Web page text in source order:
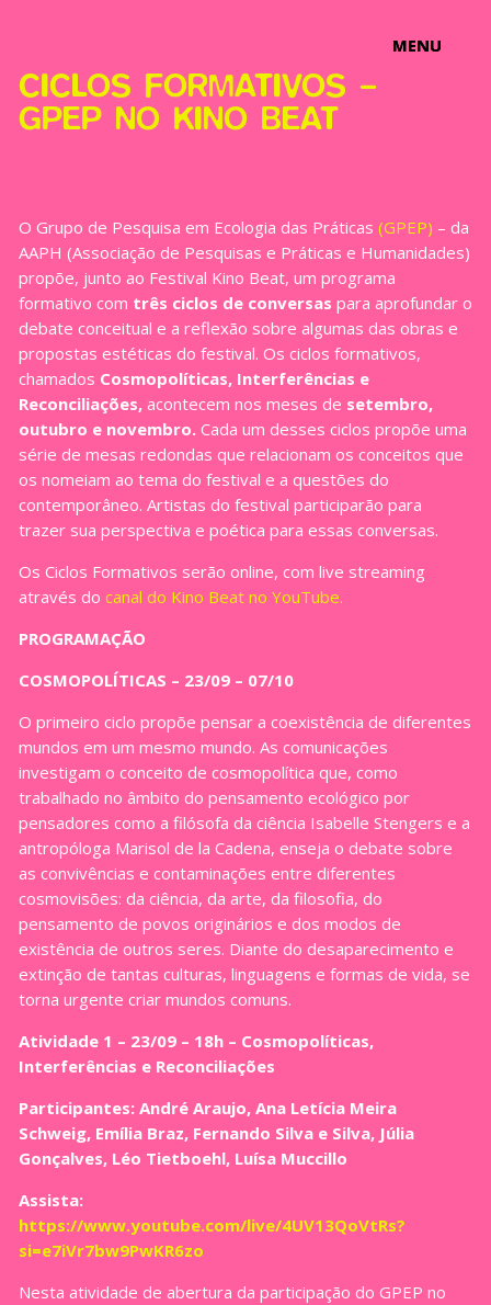
MENU
MENU
CICLOS FORMATIVOS –
GPEP NO KINO BEAT
O Grupo de Pesquisa em Ecologia das Práticas (GPEP) – da
AAPH (Associação de Pesquisas e Práticas e Humanidades)
propõe, junto ao Festival Kino Beat, um programa
formativo com três ciclos de conversas para aprofundar o
debate conceitual e a reflexão sobre algumas das obras e
propostas estéticas do festival. Os ciclos formativos,
chamados Cosmopolíticas, Interferências e
Reconciliações, acontecem nos meses de setembro,
outubro e novembro. Cada um desses ciclos propõe uma
série de mesas redondas que relacionam os conceitos que
os nomeiam ao tema do festival e a questões do
contemporâneo. Artistas do festival participarão para
trazer sua perspectiva e poética para essas conversas.
Os Ciclos Formativos serão online, com live streaming
através do canal do Kino Beat no YouTube.
PROGRAMAÇÃO
COSMOPOLÍTICAS – 23/09 – 07/10
O primeiro ciclo propõe pensar a coexistência de diferentes
mundos em um mesmo mundo. As comunicações
investigam o conceito de cosmopolítica que, como
trabalhado no âmbito do pensamento ecológico por
pensadores como a filósofa da ciência Isabelle Stengers e a
antropóloga Marisol de la Cadena, enseja o debate sobre
as convivências e contaminações entre diferentes
cosmovisões: da ciência, da arte, da filosofia, do
pensamento de povos originários e dos modos de
existência de outros seres. Diante do desaparecimento e
extinção de tantas culturas, linguagens e formas de vida, se
torna urgente criar mundos comuns.
Atividade 1 – 23/09 – 18h – Cosmopolíticas,
Interferências e Reconciliações
Participantes: André Araujo, Ana Letícia Meira
Schweig, Emília Braz, Fernando Silva e Silva, Júlia
Gonçalves, Léo Tietboehl, Luísa Muccillo
Assista:
https://www.youtube.com/live/4UV13QoVtRs?
si=e7iVr7bw9PwKR6zo
Nesta atividade de abertura da participação do GPEP no